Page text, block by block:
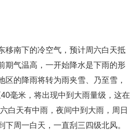
移南下的冷空气，预计周六白天抵
期气温高，一开始降水是下雨的形
的降雨将转为雨夹雪、乃至雪，
毫米，将出现中到大雨量级，这在
白天有中雨，夜间中到大雨，周日
周一白天，一直刮三四级北风。